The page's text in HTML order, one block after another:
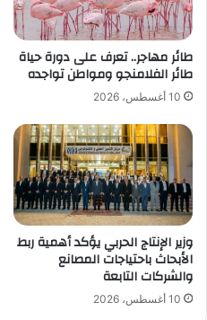
طائر مهاجر.. تعرف على دورة حياة
طائر الفلامنجو ومواطن تواجده
10 أغسطس، 2026
وزير الإنتاج الحربي يؤكد أهمية ربط
الأبحاث باحتياجات المصانع
والشركات التابعة
10 أغسطس، 2026